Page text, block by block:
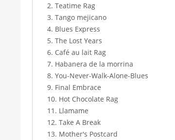
2. Teatime Rag
3. Tango mejicano
4. Blues Express
5. The Lost Years
6. Café au lait Rag
7. Habanera de la morrina
8. You-Never-Walk-Alone-Blues
9. Final Embrace
10. Hot Chocolate Rag
11. Llamame
12. Take A Break
13. Mother's Postcard